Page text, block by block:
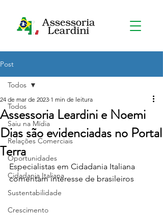
Post
Todos
Saiu na Mídia
Relações Comerciais
Oportunidades
Cidadania Italiana
Sustentabilidade
Crescimento
Todos
Assessoria Leardini e Noemi
Dias são evidenciadas no Portal
Terra
24 de mar de 2023 1 min de leitura
Especialistas em Cidadania Italiana
comentam interesse de brasileiros